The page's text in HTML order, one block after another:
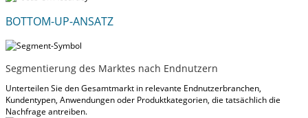
BOTTOM-UP-ANSATZ
Segmentierung des Marktes nach Endnutzern
Unterteilen Sie den Gesamtmarkt in relevante Endnutzerbranchen,
Kundentypen, Anwendungen oder Produktkategorien, die tatsächlich die
Nachfrage antreiben.